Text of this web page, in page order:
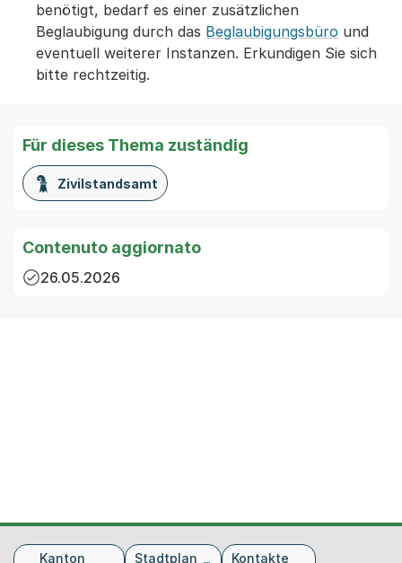
benötigt, bedarf es einer zusätzlichen
Beglaubigung durch das Beglaubigungsbüro und
eventuell weiterer Instanzen. Erkundigen Sie sich
bitte rechtzeitig.
Für dieses Thema zuständig
Zivilstandsamt
Contenuto aggiornato
26.05.2026
FusszeileKanton
Stadtplan
Kontakte